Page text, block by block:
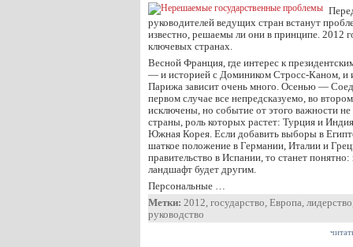
руководителей ведущих стран встанут
известно, решаемы ли они в принципе. 2012
ключевых странах.
Весной Франция, где интерес к
— и историей с Домиником Стросс-Каном, и
Парижа зависит очень много. Осенью —
первом случае все непредсказуемо, во
исключены, но событие от этого важности
страны, роль которых растет: Турция и
Южная Корея. Если добавить выборы в
шаткое положение в Германии, Италии и
правительство в Испании, то станет
ландшафт будет другим.
Персональные …
Метки: 2012, государство, Европа, лидерство
руководство